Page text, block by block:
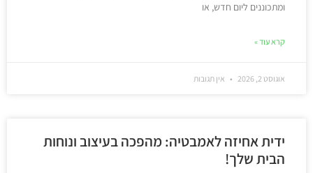
ומתכוננים ליום חדש, או
קרא עוד »
אוגוסט 2, 2026 אין תגובות
ידית אחיזה לאמבטיה: מהפכה בעיצוב ונוחות
הבית שלך!